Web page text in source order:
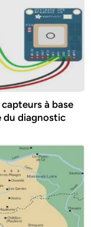
à base
du diagnostic